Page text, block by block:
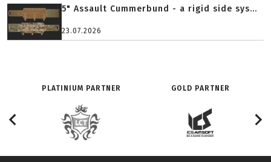
5" Assault Cummerbund - a rigid side sys...
23.07.2026
PLATINIUM PARTNER GOLD PARTNER